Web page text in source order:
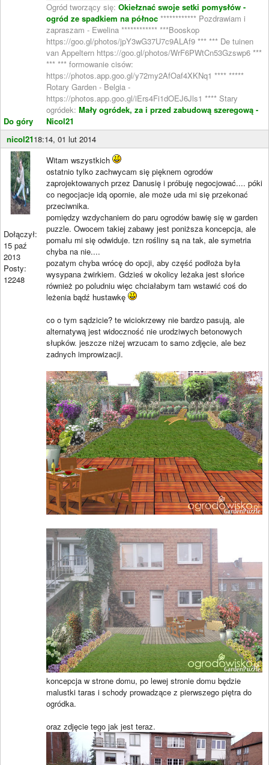
Do góry
Ogród tworzący się: Okiełznać swoje setki pomysłów -
ogród ze spadkiem na północ ************ Pozdrawiam i
zapraszam - Ewelina ************ ***Booskop
https://goo.gl/photos/jpY3wG37U7c9ALAf9 *** *** De tuinen
van Appeltern https://goo.gl/photos/WrF6PWtCn53Gzswp6 ***
*** *** formowanie cisów:
https://photos.app.goo.gl/y72my2AfOaf4XKNq1 **** *****
Rotary Garden - Belgia -
https://photos.app.goo.gl/iErs4Fi1dOEJ6Jls1 **** Stary
ogródek: Mały ogródek, za i przed zabudową szeregową -
Nicol21
nicol2118:14, 01 lut 2014
Dołączył:
15 paź
2013
Posty:
12248
Witam wszystkich
ostatnio tylko zachwycam się pięknem ogrodów
zaprojektowanych przez Danusię i próbuję negocjować.... póki
co negocjacje idą opornie, ale może uda mi się przekonać
przeciwnika.
pomiędzy wzdychaniem do paru ogrodów bawię się w garden
puzzle. Owocem takiej zabawy jest poniższa koncepcja, ale
pomału mi się odwiduje. tzn rośliny są na tak, ale symetria
chyba na nie....
pozatym chyba wrócę do opcji, aby część podłoża była
wysypana żwirkiem. Gdzieś w okolicy leżaka jest słońce
również po poludniu więc chciałabym tam wstawić coś do
leżenia bądź hustawkę
co o tym sądzicie? te wiciokrzewy nie bardzo pasują, ale
alternatywą jest widoczność nie urodziwych betonowych
słupków. jeszcze niżej wrzucam to samo zdjęcie, ale bez
zadnych improwizacji.
koncepcja w strone domu, po lewej stronie domu będzie
malustki taras i schody prowadzące z pierwszego piętra do
ogródka.
oraz zdjęcie tego jak jest teraz.